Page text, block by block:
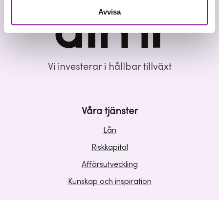
Avvisa
Vi investerar i hållbar tillväxt
Våra tjänster
Lån
Riskkapital
Affärsutveckling
Kunskap och inspiration